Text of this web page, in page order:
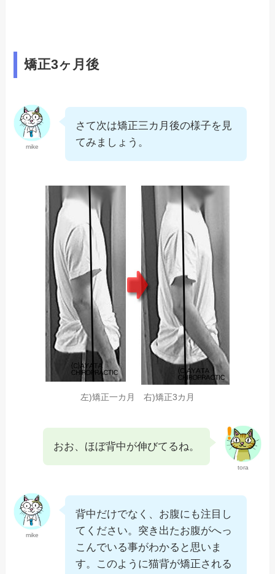
矯正3ヶ月後
mike
さて次は矯正三カ月後の様子を見
てみましょう。
左)矯正一カ月 右)矯正3カ月
tora
おお、ほぼ背中が伸びてるね。
mike
背中だけでなく、お腹にも注目し
てください。突き出たお腹がへっ
こんでいる事がわかると思いま
す。このように猫背が矯正される